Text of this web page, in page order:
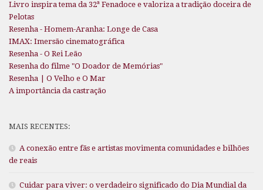
Livro inspira tema da 32ª Fenadoce e valoriza a tradição doceira de
Pelotas
Resenha - Homem-Aranha: Longe de Casa
IMAX: Imersão cinematográfica
Resenha - O Rei Leão
Resenha do filme "O Doador de Memórias"
Resenha | O Velho e O Mar
A importância da castração
MAIS RECENTES:
A conexão entre fãs e artistas movimenta comunidades e bilhões
de reais
Cuidar para viver: o verdadeiro significado do Dia Mundial da